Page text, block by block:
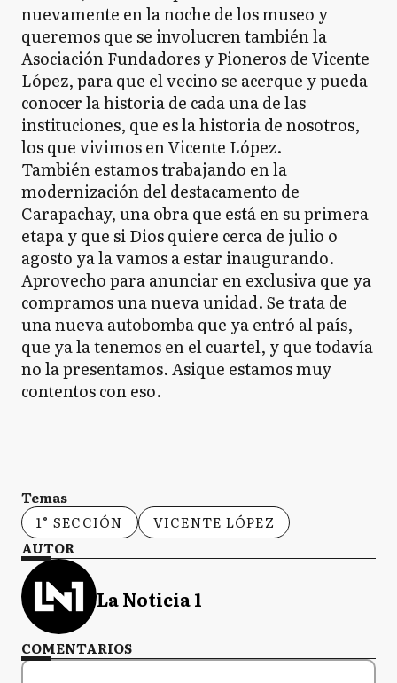
nuevamente en la noche de los museo y
queremos que se involucren también la
Asociación Fundadores y Pioneros de Vicente
López, para que el vecino se acerque y pueda
conocer la historia de cada una de las
instituciones, que es la historia de nosotros,
los que vivimos en Vicente López.
También estamos trabajando en la
modernización del destacamento de
Carapachay, una obra que está en su primera
etapa y que si Dios quiere cerca de julio o
agosto ya la vamos a estar inaugurando.
Aprovecho para anunciar en exclusiva que ya
compramos una nueva unidad. Se trata de
una nueva autobomba que ya entró al país,
que ya la tenemos en el cuartel, y que todavía
no la presentamos. Asique estamos muy
contentos con eso.
Temas
1° SECCIÓN
VICENTE LÓPEZ
AUTOR
La Noticia 1
COMENTARIOS